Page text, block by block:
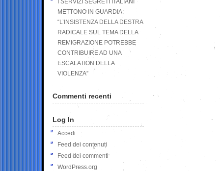
I SERVIZI SEGRETI ITALIANI
METTONO IN GUARDIA:
“L’INSISTENZA DELLA DESTRA
RADICALE SUL TEMA DELLA
REMIGRAZIONE POTREBBE
CONTRIBUIRE AD UNA
ESCALATION DELLA
VIOLENZA”
Commenti recenti
Log In
Accedi
Feed dei contenuti
Feed dei commenti
WordPress.org